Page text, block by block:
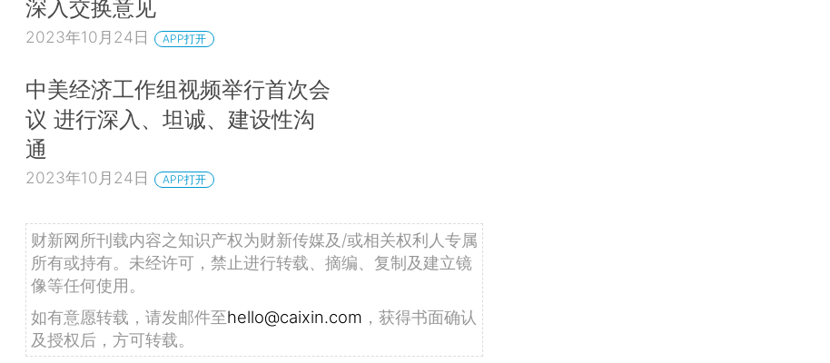
深入交换意见
2023年10月24日 APP打开
中美经济工作组视频举行首次会
议 进行深入、坦诚、建设性沟
通
2023年10月24日 APP打开
财新网所刊载内容之知识产权为财新传媒及/或相关权利人专属
所有或持有。未经许可，禁止进行转载、摘编、复制及建立镜
像等任何使用。
如有意愿转载，请发邮件至hello@caixin.com ，获得书面确认
及授权后，方可转载。